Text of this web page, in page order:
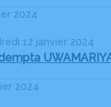
2024
12 janvier 2024
2024